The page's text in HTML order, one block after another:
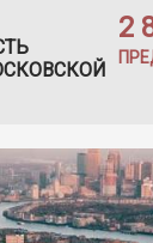
2